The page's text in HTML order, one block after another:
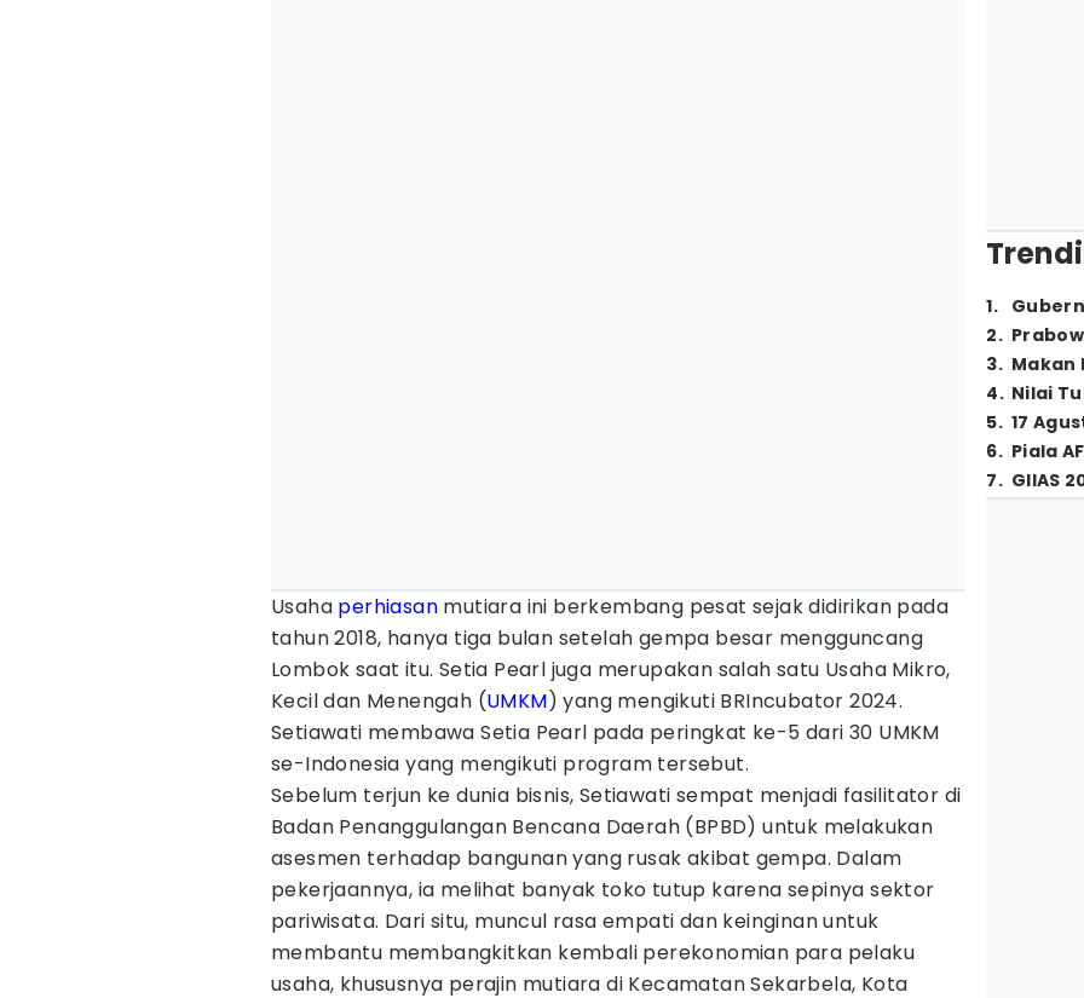
Usaha perhiasan mutiara ini berkembang pesat sejak didirikan pada
tahun 2018, hanya tiga bulan setelah gempa besar mengguncang
Lombok saat itu. Setia Pearl juga merupakan salah satu Usaha Mikro,
Kecil dan Menengah (UMKM) yang mengikuti BRIncubator 2024.
Setiawati membawa Setia Pearl pada peringkat ke-5 dari 30 UMKM
se-Indonesia yang mengikuti program tersebut.
Sebelum terjun ke dunia bisnis, Setiawati sempat menjadi fasilitator di
Badan Penanggulangan Bencana Daerah (BPBD) untuk melakukan
asesmen terhadap bangunan yang rusak akibat gempa. Dalam
pekerjaannya, ia melihat banyak toko tutup karena sepinya sektor
pariwisata. Dari situ, muncul rasa empati dan keinginan untuk
membantu membangkitkan kembali perekonomian para pelaku
usaha, khususnya perajin mutiara di Kecamatan Sekarbela, Kota
1.
2.
3. Makan
4. Nilai
5. 17
6. Piala
7. GIIAS